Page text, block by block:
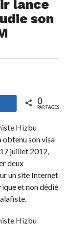
lance
son
Partagez 0
PARTAGES
Hizbu
obtenu son visa
juillet 2012,
deux
un site Internet
et non dédié
Hizbu